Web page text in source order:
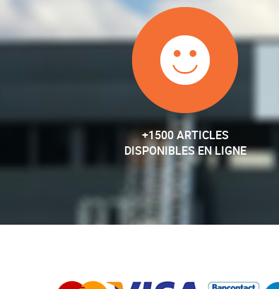
+1500 ARTICLES
DISPONIBLES EN LIGNE